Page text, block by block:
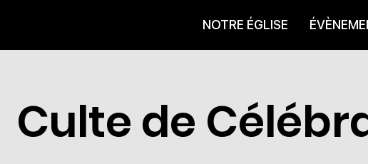
NOTRE ÉGLISE
Culte de